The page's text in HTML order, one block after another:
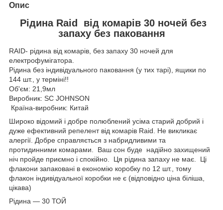
Опис
Рідина Raid від комарів 30 ночей без
запаху без паковання
RAID- рідина від комарів, без запаху 30 ночей для
електрофумігатора.
Рідина без індивідуального паковання (у тих тарі), ящики по
144 шт., у терміні!!
Об'єм: 21,9мл
Виробник: SC JOHNSON
Країна-виробник: Китай
Широко відомий і добре полюблений усіма старий добрий і
дуже ефективний репелент від комарів Raid. Не викликає
алергії. Добре справляється з набридливими та
протидинними комарами. Ваш сон буде надійно захищений
ніч пройде приємно і спокійно. Ця рідина запаху не має. Ці
флакони запаковані в економію коробку по 12 шт., тому
флакон індивідуальної коробки не є (відповідно ціна біліша,
цікава)
Рідина — 30 ТОЙ